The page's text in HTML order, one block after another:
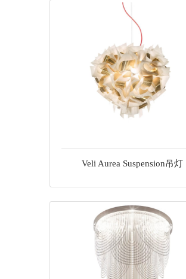
Veli Aurea Suspension吊灯